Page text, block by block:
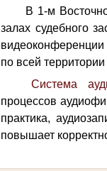
В 1-м
залах судебного
по всей
Система
процессов
практика,
повышает